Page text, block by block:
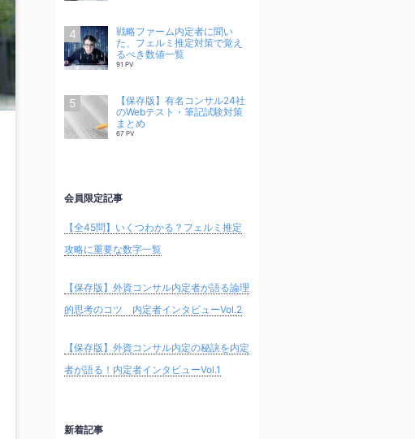
戦略ファーム内定者に聞い
た、フェルミ推定対策で覚え
るべき数値一覧
91 PV
【保存版】有名コンサル24社
のWebテスト・筆記試験対策
まとめ
67 PV
会員限定記事
【全45問】いくつわかる？フェルミ推定
攻略に重要な数字一覧
【保存版】外資コンサル内定者が語る論理
的思考のコツ 内定者インタビューVol.2
【保存版】外資コンサル内定の秘訣を内定
者が語る！内定者インタビューVol.1
新着記事